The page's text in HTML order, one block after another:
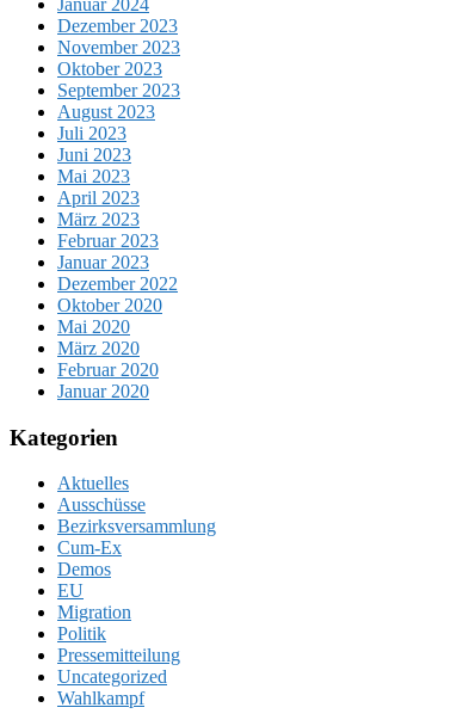
Januar 2024
Dezember 2023
November 2023
Oktober 2023
September 2023
August 2023
Juli 2023
Juni 2023
Mai 2023
April 2023
März 2023
Februar 2023
Januar 2023
Dezember 2022
Oktober 2020
Mai 2020
März 2020
Februar 2020
Januar 2020
Kategorien
Aktuelles
Ausschüsse
Bezirksversammlung
Cum-Ex
Demos
EU
Migration
Politik
Pressemitteilung
Uncategorized
Wahlkampf